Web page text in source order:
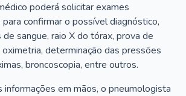
poderá solicitar exames
confirmar o possível diagnóstico,
sangue, raio X do tórax, prova de
oximetria, determinação das pressões
broncoscopia, entre outros.
informações em mãos, o pneumologista